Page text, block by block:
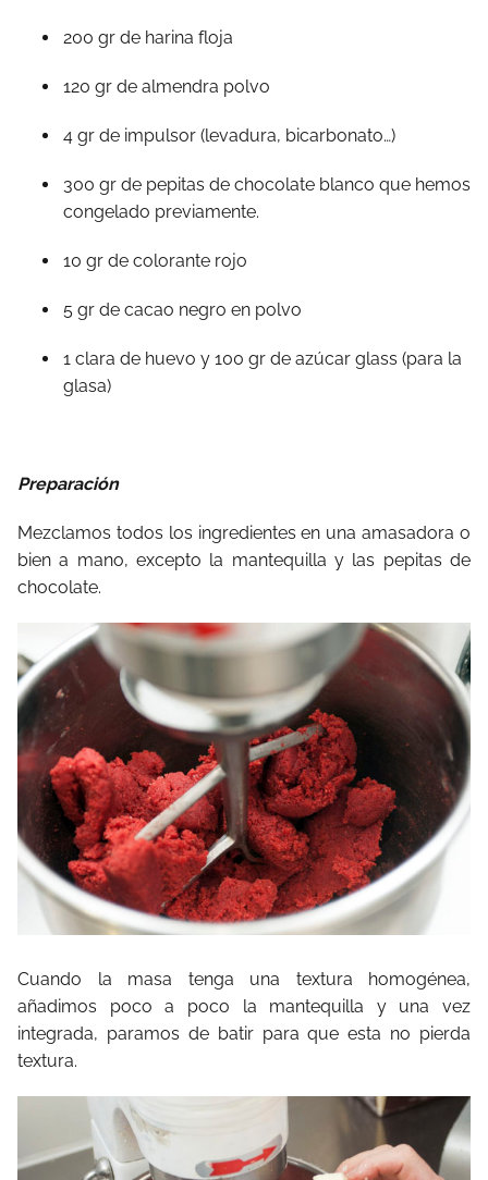
200 gr de harina floja
120 gr de almendra polvo
4 gr de impulsor (levadura, bicarbonato…)
300 gr de pepitas de chocolate blanco que hemos
congelado previamente.
10 gr de colorante rojo
5 gr de cacao negro en polvo
1 clara de huevo y 100 gr de azúcar glass (para la
glasa)
Preparación
Mezclamos todos los ingredientes en una amasadora o
bien a mano, excepto la mantequilla y las pepitas de
chocolate.
Cuando la masa tenga una textura homogénea,
añadimos poco a poco la mantequilla y una vez
integrada, paramos de batir para que esta no pierda
textura.